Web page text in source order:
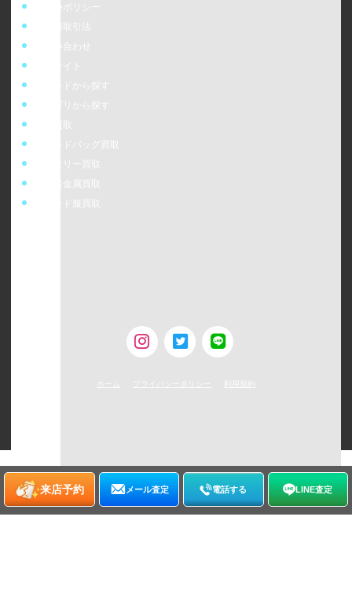
cookieポリシー
特定商取引法
お問い合わせ
販売サイト
ブランドから探す
カテゴリから探す
ブランドバッグ買取
ジュエリー買取
金・貴金属買取
ブランド服買取
来店予約 メール査定 電話する LINE査定